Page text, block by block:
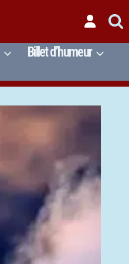
Billet d’humeur